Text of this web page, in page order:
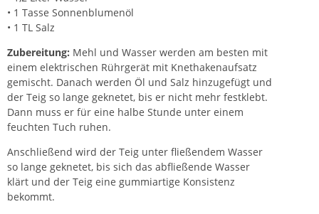
• 1 Tasse Sonnenblumenöl
• 1 TL Salz
Zubereitung: Mehl und Wasser werden am besten mit
einem elektrischen Rührgerät mit Knethakenaufsatz
gemischt. Danach werden Öl und Salz hinzugefügt und
der Teig so lange geknetet, bis er nicht mehr festklebt.
Dann muss er für eine halbe Stunde unter einem
feuchten Tuch ruhen.
Anschließend wird der Teig unter fließendem Wasser
so lange geknetet, bis sich das abfließende Wasser
klärt und der Teig eine gummiartige Konsistenz
bekommt.